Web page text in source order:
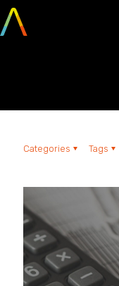
Categories Tags